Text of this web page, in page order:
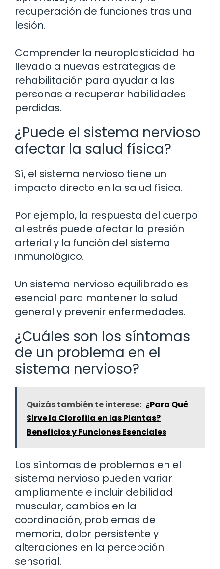
recuperación de funciones tras una
lesión.
Comprender la neuroplasticidad ha
llevado a nuevas estrategias de
rehabilitación para ayudar a las
personas a recuperar habilidades
perdidas.
¿Puede el sistema nervioso
afectar la salud física?
Sí, el sistema nervioso tiene un
impacto directo en la salud física.
Por ejemplo, la respuesta del cuerpo
al estrés puede afectar la presión
arterial y la función del sistema
inmunológico.
Un sistema nervioso equilibrado es
esencial para mantener la salud
general y prevenir enfermedades.
¿Cuáles son los síntomas
de un problema en el
sistema nervioso?
Quizás también te interese: ¿Para Qué
Sirve la Clorofila en las Plantas?
Beneficios y Funciones Esenciales
Los síntomas de problemas en el
sistema nervioso pueden variar
ampliamente e incluir debilidad
muscular, cambios en la
coordinación, problemas de
memoria, dolor persistente y
alteraciones en la percepción
sensorial.